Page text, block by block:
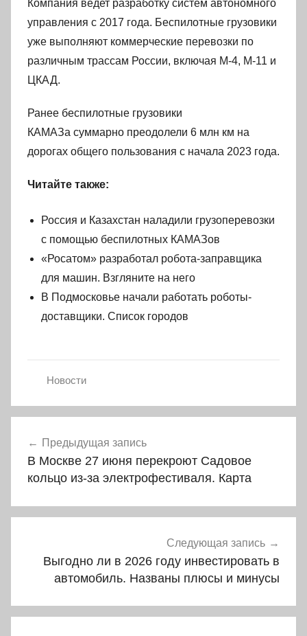
Компания ведет разработку систем автономного
управления с 2017 года. Беспилотные грузовики
уже выполняют коммерческие перевозки по
различным трассам России, включая М-4, М-11 и
ЦКАД.
Ранее беспилотные грузовики
КАМАЗа суммарно преодолели 6 млн км на
дорогах общего пользования с начала 2023 года.
Читайте также:
Россия и Казахстан наладили грузоперевозки
с помощью беспилотных КАМАЗов
«Росатом» разработал робота-заправщика
для машин. Взгляните на него
В Подмосковье начали работать роботы-
доставщики. Список городов
Новости
по
записям
Предыдущая запись
В Москве 27 июня перекроют Садовое
кольцо из-за электрофестиваля. Карта
Следующая запись
Выгодно ли в 2026 году инвестировать в
автомобиль. Названы плюсы и минусы